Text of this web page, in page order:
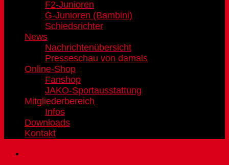
F2-Junioren
G-Junioren (Bambini)
Schiedsrichter
News
Nachrichtenübersicht
Presseschau von damals
Online-Shop
Fanshop
JAKO-Sportausstattung
Mitgliederbereich
Infos
Downloads
Kontakt